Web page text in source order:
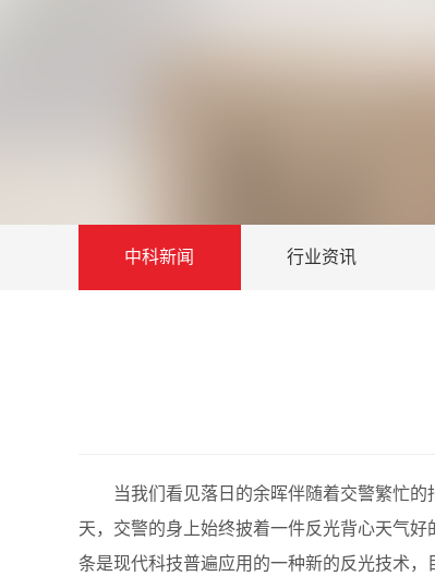
中科新闻 行业资讯
当我们看见落日的余晖伴随着交警繁忙的
天，交警的身上始终披着一件反光背心天气
条是现代科技普遍应用的一种新的反光技术